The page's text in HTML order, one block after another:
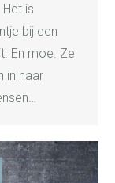
is
bij een
En moe. Ze
in haar